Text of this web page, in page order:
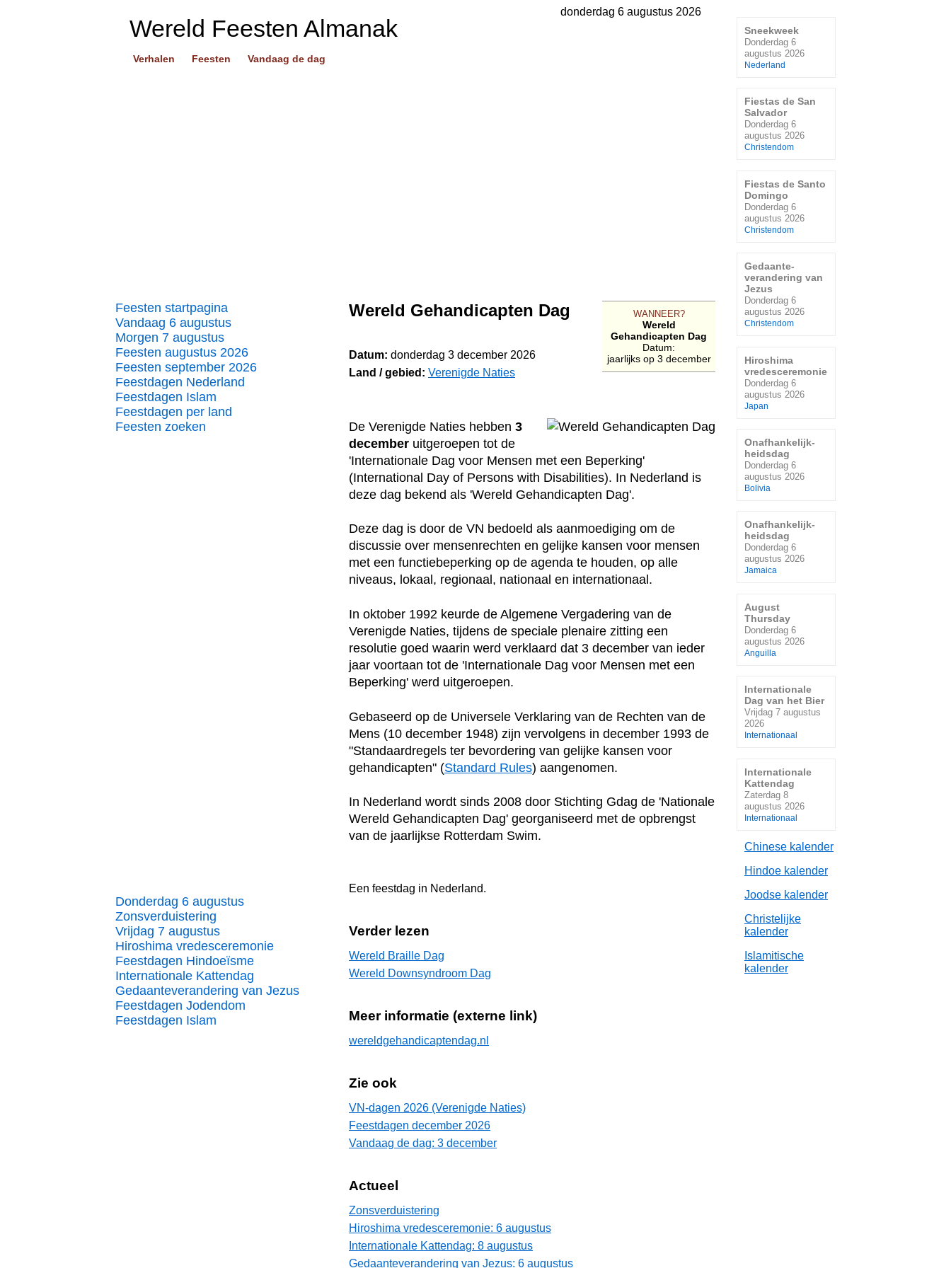
donderdag 6 augustus 2026
Wereld Feesten Almanak
Verhalen Feesten Vandaag de dag
Feesten startpagina
Vandaag 6 augustus
Morgen 7 augustus
Feesten augustus 2026
Feesten september 2026
Feestdagen Nederland
Feestdagen Islam
Feestdagen per land
Feesten zoeken
Donderdag 6 augustus
Zonsverduistering
Vrijdag 7 augustus
Hiroshima vredesceremonie
Feestdagen Hindoeïsme
Internationale Kattendag
Gedaanteverandering van Jezus
Feestdagen Jodendom
Feestdagen Islam
WANNEER?
Wereld
Gehandicapten Dag
Datum:
jaarlijks op 3 december
Wereld Gehandicapten Dag
Datum: donderdag 3 december 2026
Land / gebied: Verenigde Naties
De Verenigde Naties hebben 3
december uitgeroepen tot de
'Internationale Dag voor Mensen met een Beperking'
(International Day of Persons with Disabilities). In Nederland is
deze dag bekend als 'Wereld Gehandicapten Dag'.
Deze dag is door de VN bedoeld als aanmoediging om de
discussie over mensenrechten en gelijke kansen voor mensen
met een functiebeperking op de agenda te houden, op alle
niveaus, lokaal, regionaal, nationaal en internationaal.
In oktober 1992 keurde de Algemene Vergadering van de
Verenigde Naties, tijdens de speciale plenaire zitting een
resolutie goed waarin werd verklaard dat 3 december van ieder
jaar voortaan tot de 'Internationale Dag voor Mensen met een
Beperking' werd uitgeroepen.
Gebaseerd op de Universele Verklaring van de Rechten van de
Mens (10 december 1948) zijn vervolgens in december 1993 de
"Standaardregels ter bevordering van gelijke kansen voor
gehandicapten" (Standard Rules) aangenomen.
In Nederland wordt sinds 2008 door Stichting Gdag de 'Nationale
Wereld Gehandicapten Dag' georganiseerd met de opbrengst
van de jaarlijkse Rotterdam Swim.
Een feestdag in Nederland.
Verder lezen
Wereld Braille Dag
Wereld Downsyndroom Dag
Meer informatie (externe link)
wereldgehandicaptendag.nl
Zie ook
VN-dagen 2026 (Verenigde Naties)
Feestdagen december 2026
Vandaag de dag: 3 december
Actueel
Zonsverduistering
Hiroshima vredesceremonie: 6 augustus
Internationale Kattendag: 8 augustus
Gedaanteverandering van Jezus: 6 augustus
Sneekweek
Donderdag 6
augustus 2026
Nederland
Fiestas de San
Salvador
Donderdag 6
augustus 2026
Christendom
Fiestas de Santo
Domingo
Donderdag 6
augustus 2026
Christendom
Gedaante-
verandering van
Jezus
Donderdag 6
augustus 2026
Christendom
Hiroshima
vredesceremonie
Donderdag 6
augustus 2026
Japan
Onafhankelijk-
heidsdag
Donderdag 6
augustus 2026
Bolivia
Onafhankelijk-
heidsdag
Donderdag 6
augustus 2026
Jamaica
August
Thursday
Donderdag 6
augustus 2026
Anguilla
Internationale
Dag van het Bier
Vrijdag 7 augustus
2026
Internationaal
Internationale
Kattendag
Zaterdag 8
augustus 2026
Internationaal
Chinese kalender
Hindoe kalender
Joodse kalender
Christelijke
kalender
Islamitische
kalender